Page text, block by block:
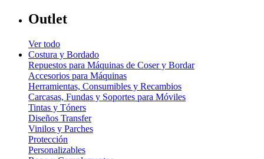
Outlet
Ver todo
Costura y Bordado
Repuestos para Máquinas de Coser y Bordar
Accesorios para Máquinas
Herramientas, Consumibles y Recambios
Carcasas, Fundas y Soportes para Móviles
Tintas y Tóners
Diseños Transfer
Vinilos y Parches
Protección
Personalizables